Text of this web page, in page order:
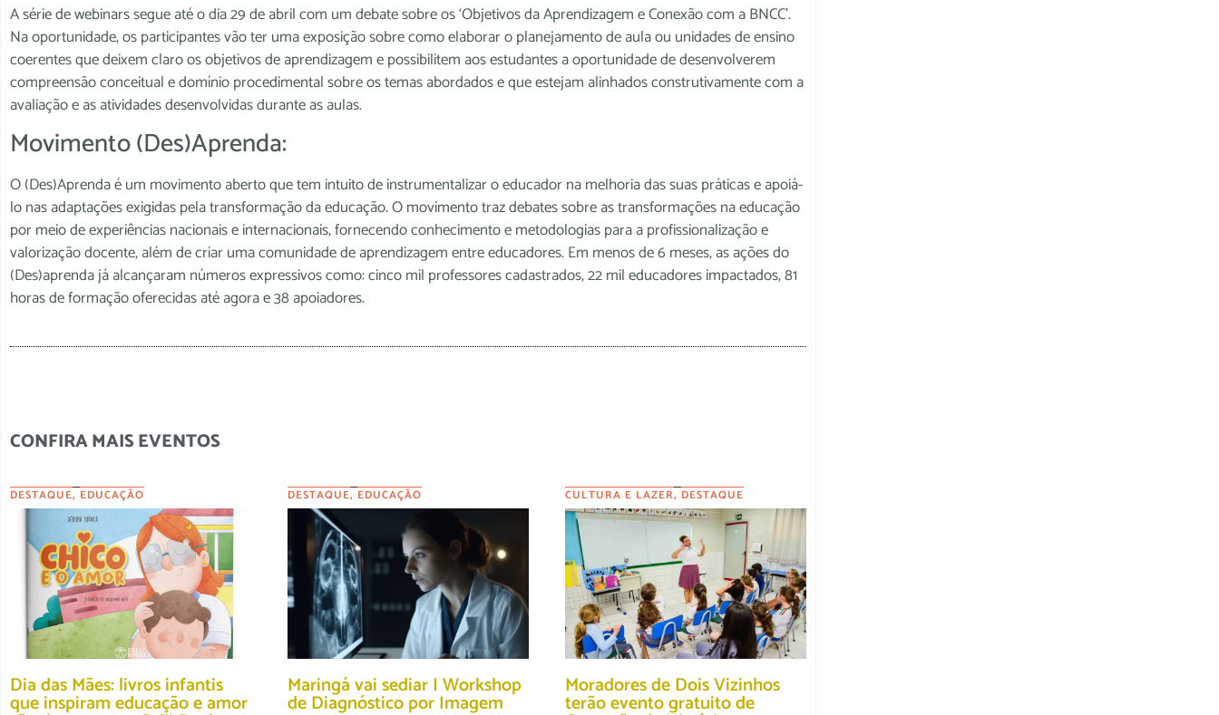
A série de webinars segue até o dia 29 de abril com um debate sobre os ‘Objetivos da Aprendizagem e Conexão com a BNCC’.
Na oportunidade, os participantes vão ter uma exposição sobre como elaborar o planejamento de aula ou unidades de ensino
coerentes que deixem claro os objetivos de aprendizagem e possibilitem aos estudantes a oportunidade de desenvolverem
compreensão conceitual e domínio procedimental sobre os temas abordados e que estejam alinhados construtivamente com a
avaliação e as atividades desenvolvidas durante as aulas.
Movimento (Des)Aprenda:
O (Des)Aprenda é um movimento aberto que tem intuito de instrumentalizar o educador na melhoria das suas práticas e apoiá-
lo nas adaptações exigidas pela transformação da educação. O movimento traz debates sobre as transformações na educação
por meio de experiências nacionais e internacionais, fornecendo conhecimento e metodologias para a profissionalização e
valorização docente, além de criar uma comunidade de aprendizagem entre educadores. Em menos de 6 meses, as ações do
(Des)aprenda já alcançaram números expressivos como: cinco mil professores cadastrados, 22 mil educadores impactados, 81
horas de formação oferecidas até agora e 38 apoiadores.
CONFIRA MAIS EVENTOS
DESTAQUE, EDUCAÇÃO
Dia das Mães: livros infantis
que inspiram educação e amor
DESTAQUE, EDUCAÇÃO
Maringá vai sediar I Workshop
de Diagnóstico por Imagem
CULTURA E LAZER, DESTAQUE
Moradores de Dois Vizinhos
terão evento gratuito de